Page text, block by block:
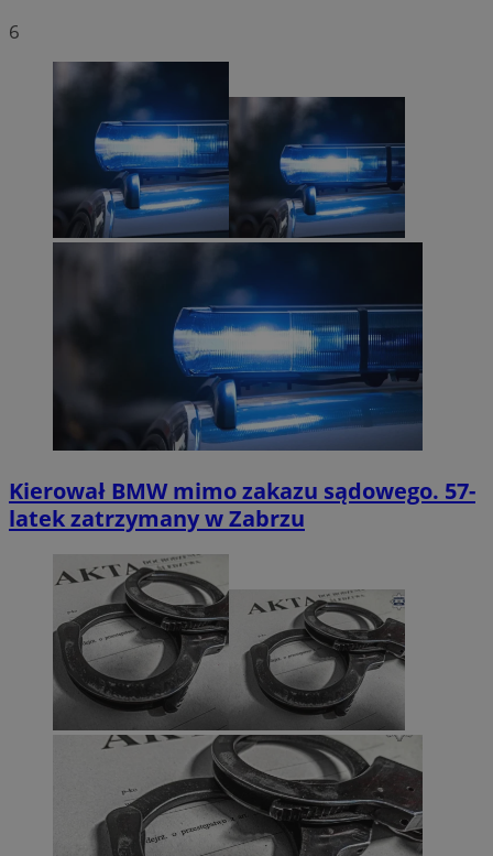
6
Kierował BMW mimo zakazu sądowego. 57-
latek zatrzymany w Zabrzu